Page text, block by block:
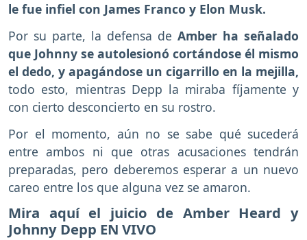
le fue infiel con James Franco y Elon Musk.
Por su parte, la defensa de Amber ha señalado
que Johnny se autolesionó cortándose él mismo
el dedo, y apagándose un cigarrillo en la mejilla,
todo esto, mientras Depp la miraba fíjamente y
con cierto desconcierto en su rostro.
Por el momento, aún no se sabe qué sucederá
entre ambos ni que otras acusaciones tendrán
preparadas, pero deberemos esperar a un nuevo
careo entre los que alguna vez se amaron.
Mira aquí el juicio de Amber Heard y
Johnny Depp EN VIVO